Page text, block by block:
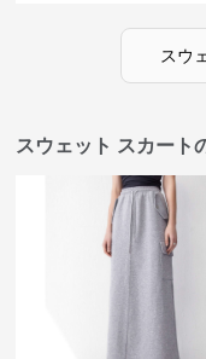
スウ
スウェット スカート